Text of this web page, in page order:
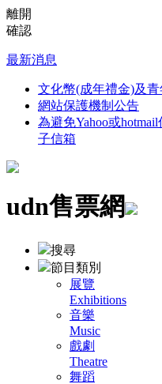
離開
確認
最新消息
文化幣(成年禮金)及
網站保護機制公告
為避免Yahoo或
子信箱
udn售票網
搜尋
節目類別
展覽
Exhibitions
音樂
Music
戲劇
Theatre
舞蹈